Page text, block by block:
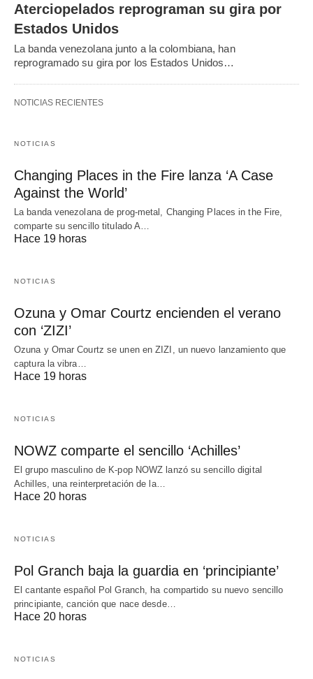
Aterciopelados reprograman su gira por
Estados Unidos
La banda venezolana junto a la colombiana, han
reprogramado su gira por los Estados Unidos…
NOTICIAS RECIENTES
NOTICIAS
Changing Places in the Fire lanza ‘A Case
Against the World’
La banda venezolana de prog-metal, Changing Places in the Fire,
comparte su sencillo titulado A…
Hace 19 horas
NOTICIAS
Ozuna y Omar Courtz encienden el verano
con ‘ZIZI’
Ozuna y Omar Courtz se unen en ZIZI, un nuevo lanzamiento que
captura la vibra…
Hace 19 horas
NOTICIAS
NOWZ comparte el sencillo ‘Achilles’
El grupo masculino de K-pop NOWZ lanzó su sencillo digital
Achilles, una reinterpretación de la…
Hace 20 horas
NOTICIAS
Pol Granch baja la guardia en ‘principiante’
El cantante español Pol Granch, ha compartido su nuevo sencillo
principiante, canción que nace desde…
Hace 20 horas
NOTICIAS